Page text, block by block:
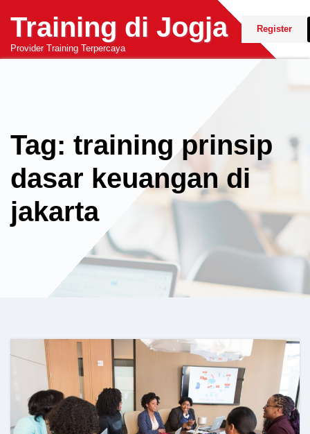
content
Training di Jogja
Provider Training Terpercaya
Register
Tag: training prinsip
dasar keuangan di
jakarta